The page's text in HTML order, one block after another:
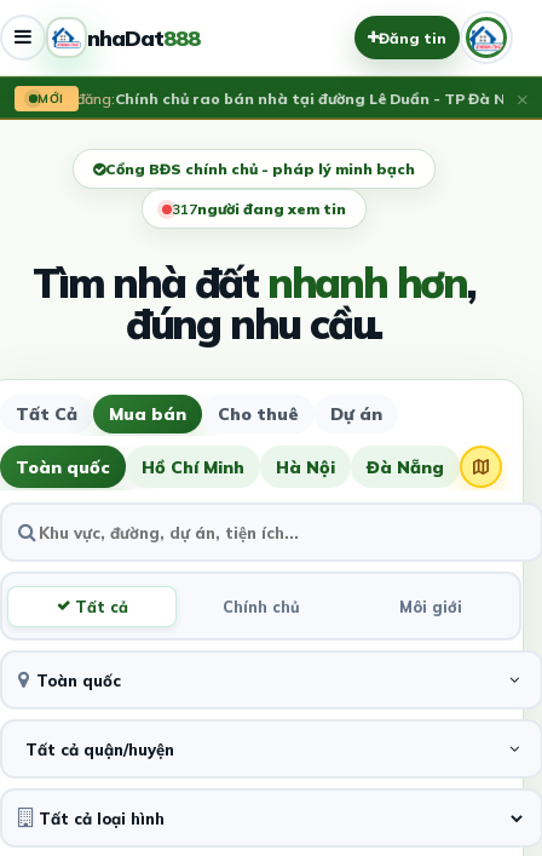
nhaDat888 Đăng tin
MỚI
Vừa đăng:Chính chủ rao bán nhà tại đường Lê Duẩn - TP Đà Nẵng;×
Cổng BĐS chính chủ - pháp lý minh bạch
316người đang xem tin
Tìm nhà đấtnhanh hơn,
đúng nhu cầu.
Tất Cả Mua bán Cho thuê Dự án
Toàn quốc Hồ Chí Minh Hà Nội Đà Nẵng
Tất cả Chính chủ Môi giới
Toàn quốc
Tất cả quận/huyện